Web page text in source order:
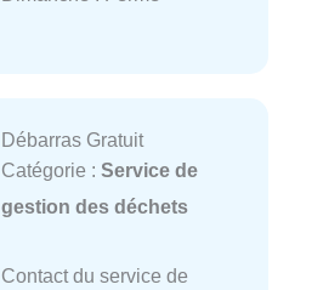
Débarras Gratuit
Catégorie : Service de
gestion des déchets
Contact du service de